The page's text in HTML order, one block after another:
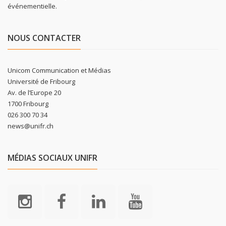
événementielle.
NOUS CONTACTER
Unicom Communication et Médias
Université de Fribourg
Av. de l’Europe 20
1700 Fribourg
026 300 70 34
news@unifr.ch
MÉDIAS SOCIAUX UNIFR